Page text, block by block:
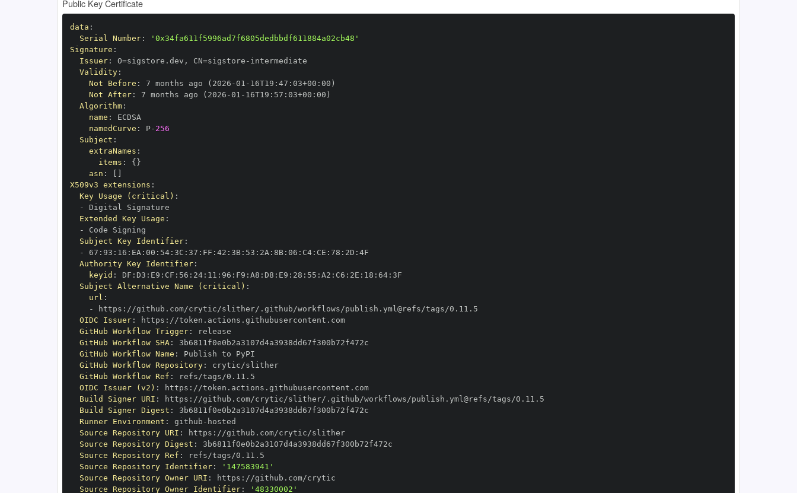
Public Key Certificate
data :
Serial Number:
'0x34fa611f5996ad7f6805dedbbdf611884a02cb48'
Signature :
Issuer: O=sigstore.dev , CN=sigstore -
Validity:
Not Before : 7 months ago (2026 -01 - 16T19 : 47 : 03+00 :
Not After: 7 months ago (2026 -01 - 16T19 : 57 : 03+00 :
Algorithm:
name :
namedCurve : P- 256
Subject :
extraNames :
items : { }
asn :
X509v3 extensions :
Key Usage (critical) :
-
Extended Key Usage :
-
Subject Key Identifier:
-
67 : 93 : 16 : EA : 00 : 54: 3C : 37 : FF : 42 : 3B: 53 : 2A : 8B: 06 : C4: CE : 78 : 2D :
Authority Key Identifier:
keyid : DF : D3 : E9 : CF : 56 : 24: 11 : 96 : F9 : A8 : D8 : E9 : 28 : 55 : A2 : C6 : 2E : 18 : 64:
Subject Alternative Name (critical) :
url :
-
https :
OIDC Issuer: https :
//token.actions.githubusercontent.com
GitHub Workflow Trigger:
GitHub Workflow SHA:
GitHub Workflow Name :
GitHub Workflow Repository:
crytic/slither
GitHub Workflow Ref :
OIDC Issuer (v2) : https :
//token.actions.githubusercontent.com
Build Signer URI : https :
Build Signer Digest :
Runner Environment : github -
Source Repository URI : https :
//github.com/crytic/slither
Source Repository Digest :
Source Repository Ref :
Source Repository Identifier:
'147583941'
Source Repository Owner URI : https :
Source Repository Owner Identifier: '48330002'